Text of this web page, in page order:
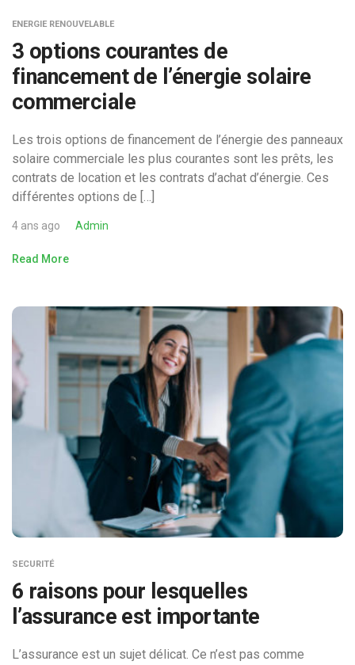
ENERGIE RENOUVELABLE
3 options courantes de
financement de l’énergie solaire
commerciale
Les trois options de financement de l’énergie des panneaux
solaire commerciale les plus courantes sont les prêts, les
contrats de location et les contrats d’achat d’énergie. Ces
différentes options de […]
4 ans ago Admin
Read More
SECURITÉ
6 raisons pour lesquelles
l’assurance est importante
L’assurance est un sujet délicat. Ce n’est pas comme